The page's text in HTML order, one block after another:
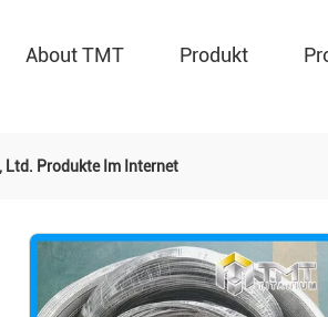
About TMT Produkt
Ltd. Produkte Im Internet